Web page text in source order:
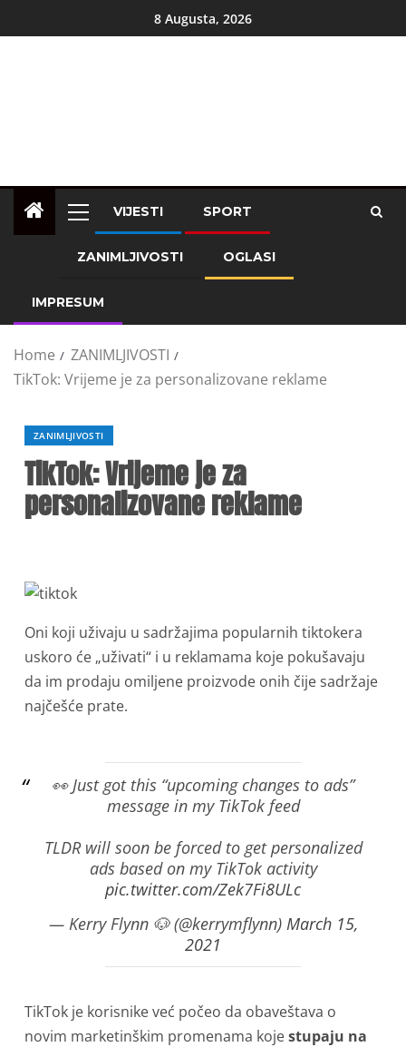
8 Augusta, 2026
VIJESTI SPORT
ZANIMLJIVOSTI OGLASI
IMPRESUM
Home
ZANIMLJIVOSTI
TikTok: Vrijeme je za personalizovane reklame
ZANIMLJIVOSTI
TikTok: Vrijeme je za
personalizovane reklame
Oni koji uživaju u sadržajima popularnih tiktokera
uskoro će „uživati“ i u reklamama koje pokušavaju
da im prodaju omiljene proizvode onih čije sadržaje
najčešće prate.
👀 Just got this “upcoming changes to ads”
message in my TikTok feed
TLDR will soon be forced to get personalized
ads based on my TikTok activity
pic.twitter.com/Zek7Fi8ULc
— Kerry Flynn 🐶 (@kerrymflynn) March 15,
2021
TikTok je korisnike već počeo da obaveštava o
novim marketinškim promenama kojestupaju na